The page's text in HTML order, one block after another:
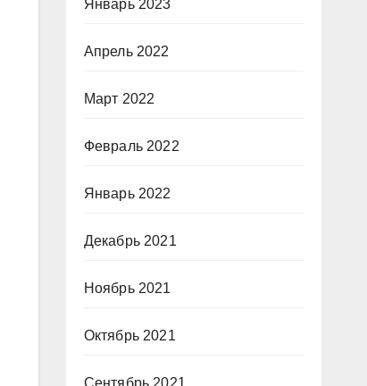
Январь 2023
Апрель 2022
Март 2022
Февраль 2022
Январь 2022
Декабрь 2021
Ноябрь 2021
Октябрь 2021
Сентябрь 2021